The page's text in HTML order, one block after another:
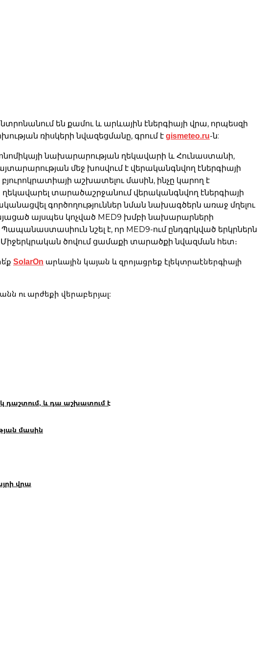
են քամու և արևային էներգիայի վրա, որպեսզի
ռիսկերի նվազեցմանը, գրում է gismeteo.ru-ն:
նախարարության ղեկավարի և Հունաստանի,
մեջ խոսվում է վերականգնվող էներգիայի
աշխատելու մասին, ինչը կարող է
տարածաշրջանում վերականգնվող էներգիայի
գործողություններ նման նախագծերն առաջ մղելու
այսպես կոչված MED9 խմբի նախարարների
նշել է, որ MED9-ում ընդգրկված երկրներն
ծովում ցամաքի տարածքի նվազման հետ։
SolarOn արևային կայան և զրոյացրեք էլեկտրաէներգիայի
ու արժեքի վերաբերյալ։
դաշտում, և դա աշխատում է
մասին
վրա